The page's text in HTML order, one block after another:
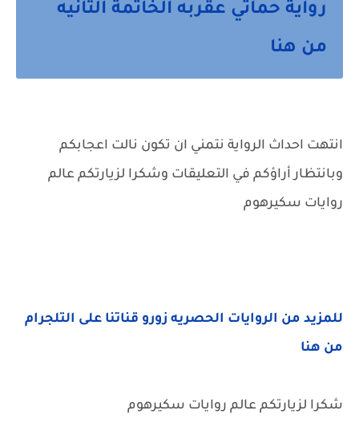
رواية حماتي عقربه الخاتمة الثانيه
من هنا
انتهت احداث الرواية نتمني ان تكون نالت اعجابكم
وبانتظار أراؤكم في التعليقات وشكرا لزيارتكم عالم
روايات سكيرهوم
للمزيد من الروايات الحصريه زورو قناتنا على التلجرام
من هنا
شكرا لزيارتكم عالم روايات سكيرهوم